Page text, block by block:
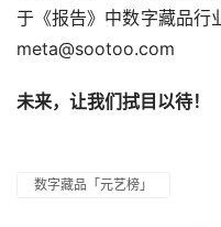
于《报告》中数字藏品行
meta@sootoo.com
未来，让我们拭目以待！
数字藏品「元艺榜」